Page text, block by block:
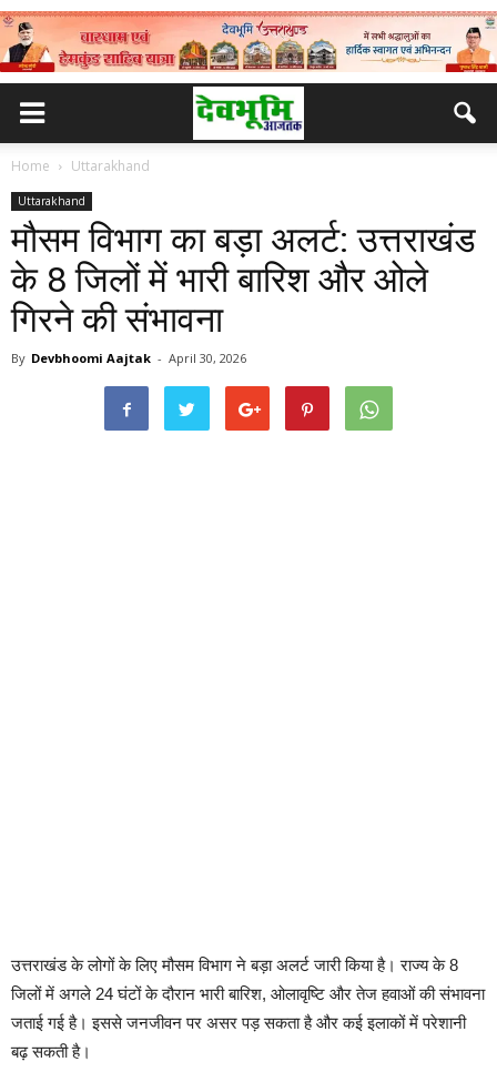
Home Uttarakhand
Uttarakhand
मौसम विभाग का बड़ा अलर्ट: उत्तराखंड
के 8 जिलों में भारी बारिश और ओले
गिरने की संभावना
By Devbhoomi Aajtak - April 30, 2026
उत्तराखंड के लोगों के लिए मौसम विभाग ने बड़ा अलर्ट जारी किया है। राज्य के 8
जिलों में अगले 24 घंटों के दौरान भारी बारिश, ओलावृष्टि और तेज हवाओं की संभावना
जताई गई है। इससे जनजीवन पर असर पड़ सकता है और कई इलाकों में परेशानी
बढ़ सकती है।